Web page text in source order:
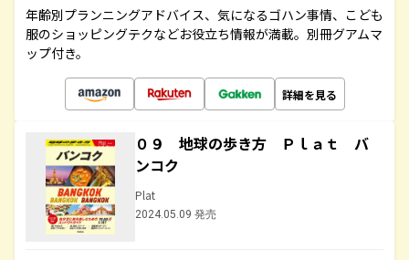
年齢別プランニングアドバイス、気になるゴハン事情、こども
服のショッピングテクなどお役立ち情報が満載。別冊グアムマ
ップ付き。
詳細を見る
０９ 地球の歩き方 Ｐｌａｔ バ
ンコク
Plat
2024.05.09 発売